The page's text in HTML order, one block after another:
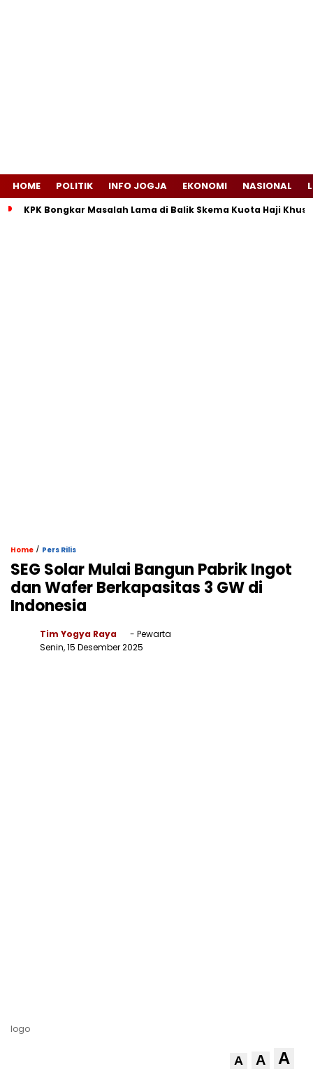
HOME POLITIK INFO JOGJA EKONOMI NASIONAL
KPK Bongkar Masalah Lama di Balik Skema Kuota Haji
Home / Pers Rilis
SEG Solar Mulai Bangun Pabrik Ingot
dan Wafer Berkapasitas 3 GW di
Indonesia
Tim Yogya Raya
- Pewarta
Senin, 15 Desember 2025
logo
A A A